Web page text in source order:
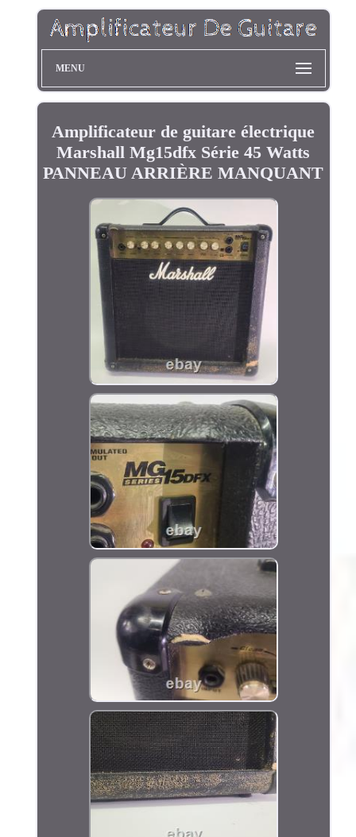
MENU
Amplificateur de guitare électrique
Marshall Mg15dfx Série 45 Watts
PANNEAU ARRIÈRE MANQUANT